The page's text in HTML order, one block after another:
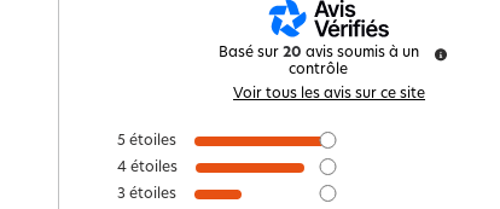
Basé sur 20 avis soumis à un
contrôle
Voir tous les avis sur ce site
5 étoiles
4 étoiles
3 étoiles